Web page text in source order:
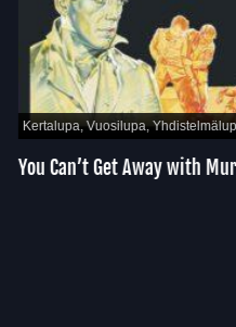
Kertalupa, Vuosilupa, Yhdistelmälupa
You Can’t Get Away with Murder